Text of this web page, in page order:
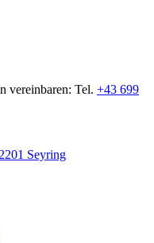
vereinbaren: Tel. +43 699